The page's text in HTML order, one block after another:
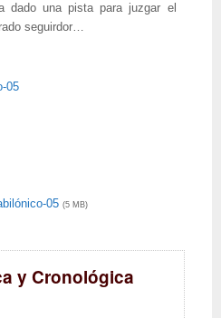
dado una pista para juzgar el
seguirdor…
05
05 (5 MB)
y Cronológica